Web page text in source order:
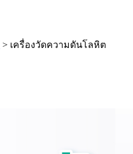
> เครื่องวัดความดันโลหิต